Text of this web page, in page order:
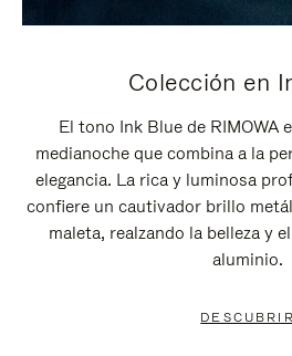
Colección en
El tono Ink Blue de RIMOWA
medianoche que combina a la
elegancia. La rica y luminosa
confiere un cautivador brillo
maleta, realzando la belleza y
aluminio.
DESCUBRIR